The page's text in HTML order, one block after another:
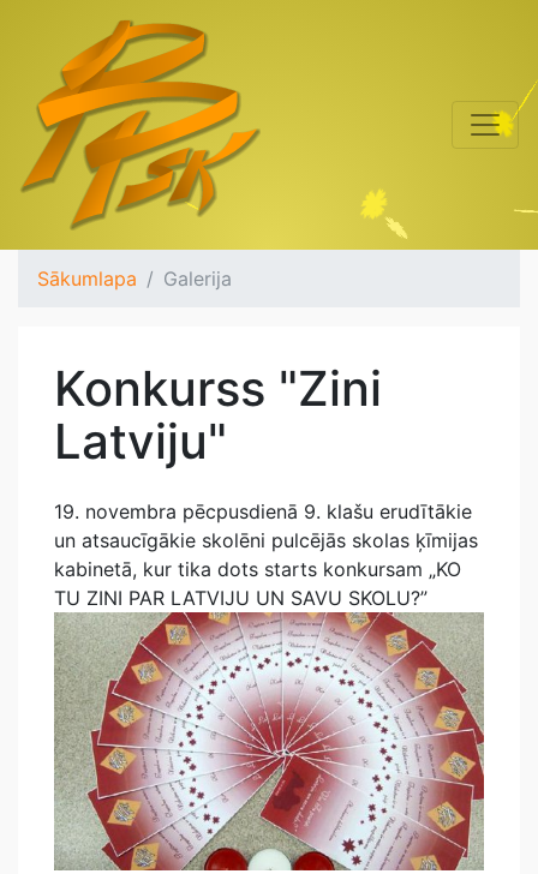
Sākumlapa Galerija
Konkurss "Zini
Latviju"
19. novembra pēcpusdienā 9. klašu erudītākie
un atsaucīgākie skolēni pulcējās skolas ķīmijas
kabinetā, kur tika dots starts konkursam „KO
TU ZINI PAR LATVIJU UN SAVU SKOLU?”